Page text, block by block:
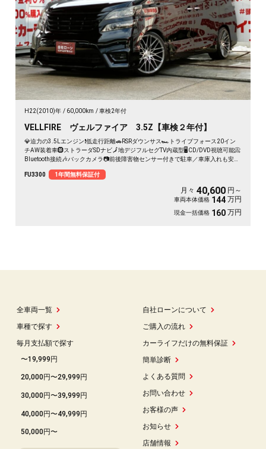
H22(2010)年 60,000km 車検2年付
VELLFIRE ヴェルファイア 3.5Z【車検２年付】
💎迫力の3.5Lエンジン❗低走行距離🚗RSRダウンサス🏎️トライブフォース20イン
チAW装着車🛞ストラーダSDナビ🗾地デジフルセグTV内蔵型🖥️CD/DVD視聴可能📀
Bluetooth接続🎶バックカメラ📷前後障害物センサー付きで駐車／車庫入れも安心
FU3300
1年間無料保証付
月々 40,600 円～
車両本体価格 144 万円
現金一括価格 160 万円
全車両一覧
車種で探す
毎月支払額で探す
〜19,999円
20,000円〜29,999円
30,000円〜39,999円
40,000円〜49,999円
50,000円〜
自社ローンについて
ご購入の流れ
カーライフだけの無料保証
簡単診断
よくある質問
お問い合わせ
お客様の声
お知らせ
店舗情報